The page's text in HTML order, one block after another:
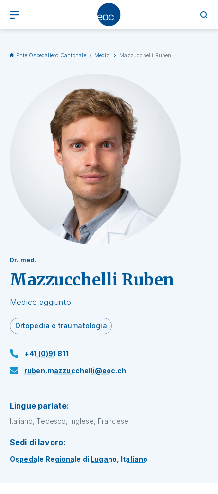
Ente Ospedaliero Cantonale Medici Mazzucchelli Ruben
Dr. med.
Mazzucchelli Ruben
Medico aggiunto
Ortopedia e traumatologia
+41 (0)91 811
ruben.mazzucchelli@eoc.ch
Lingue parlate:
Italiano, Tedesco, Inglese, Francese
Sedi di lavoro:
Ospedale Regionale di Lugano, Italiano